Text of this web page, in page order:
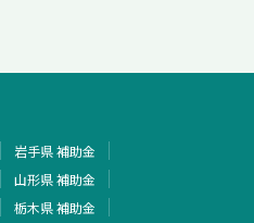
岩手県 補助金
山形県 補助金
栃木県 補助金